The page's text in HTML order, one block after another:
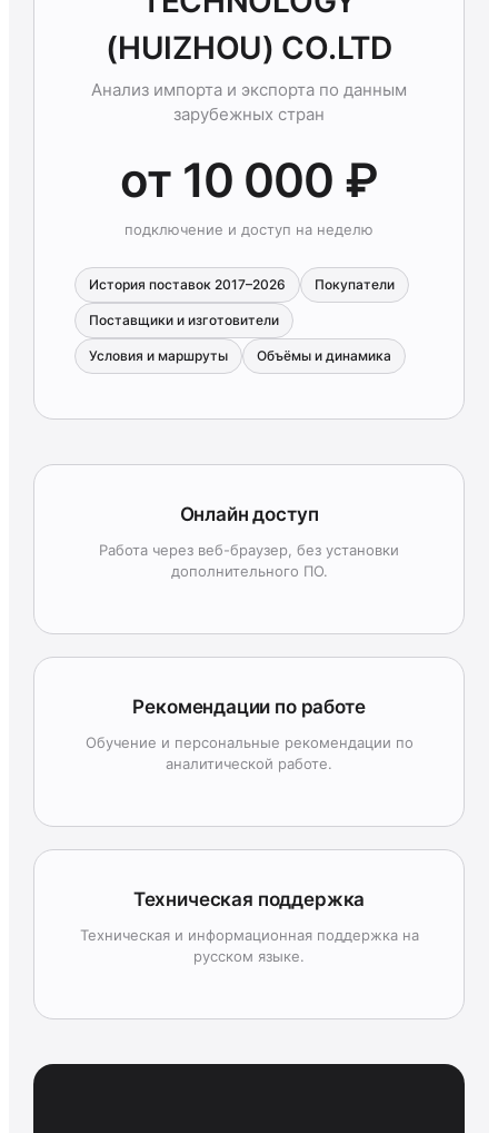
(HUIZHOU) СО.LTD
Анализ импорта и экспорта по данным
зарубежных стран
от 10 000 ₽
подключение и доступ на неделю
История поставок 2017–2026 Покупатели
Поставщики и изготовители
Условия и маршруты Объёмы и динамика
Онлайн доступ
Работа через веб-браузер, без установки
дополнительного ПО.
Рекомендации по работе
Обучение и персональные рекомендации по
аналитической работе.
Техническая поддержка
Техническая и информационная поддержка на
русском языке.